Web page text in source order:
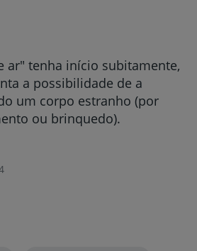
ar" tenha início subitamente,
a possibilidade de a
um corpo estranho (por
ou brinquedo).